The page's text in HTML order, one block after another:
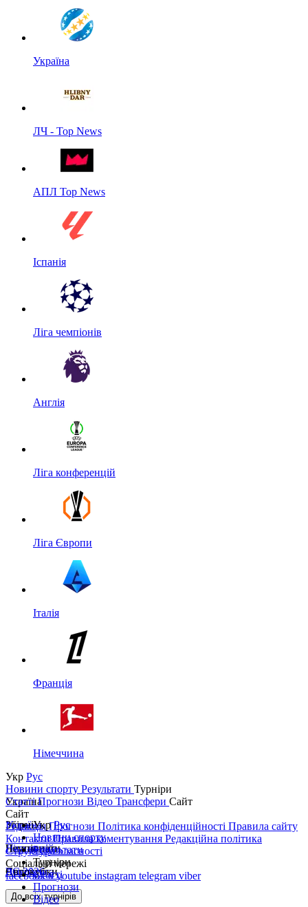
Україна
ЛЧ - Top News
АПЛ Top News
Іспанія
Ліга чемпіонів
Англія
Ліга конференцій
Ліга Європи
Італія
Франція
Німеччина
Укр Рус
Новини спорту Результати Турніри
Україна
Україна
Перша ліга
Друга ліга
Кубок України
Збірні
Ліга націй
ЧС 2026
Чемпіонати
Англія
Іспанія
Єврокубки
Ліга чемпіонів
До всіх турнірів
СтаттіПрогнози Відео Трансфери Сайт
Сайт
РедакціяПрогнози Політика конфіденційності Правила сайту
КонтактиПравила коментування Редакційна політика
Структура власності
Соціальні мережі
facebookxyoutube instagram telegram viber
УкрРус
Новини спорту
Результати
Турніри
Статті
Прогнози
Відео